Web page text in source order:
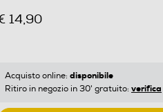
14,90
Acquisto online: disponibile
Ritiro in negozio in 30' gratuito: verifica